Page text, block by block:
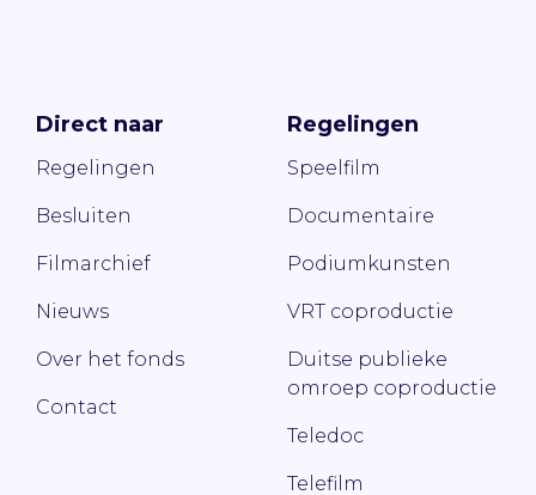
Direct naar
Regelingen
Besluiten
Filmarchief
Nieuws
Over het fonds
Contact
Regelingen
Speelfilm
Documentaire
Podiumkunsten
VRT coproductie
Duitse publieke
omroep coproductie
Teledoc
Telefilm